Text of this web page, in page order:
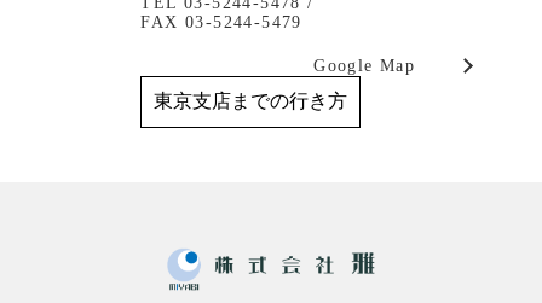
FAX 03-5244-5479
Google Map
東京支店までの行き方